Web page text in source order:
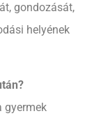
gondozását,
helyének
gyermek